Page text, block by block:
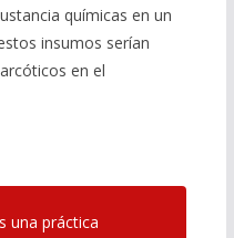
químicas en un
insumos serían
en el
una práctica